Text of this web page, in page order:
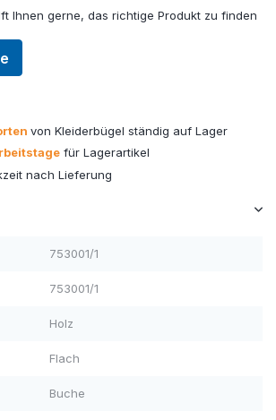
Ihnen gerne, das richtige Produkt zu finden
von Kleiderbügel ständig auf Lager
für Lagerartikel
nach Lieferung
753001/1
753001/1
Holz
Flach
Buche